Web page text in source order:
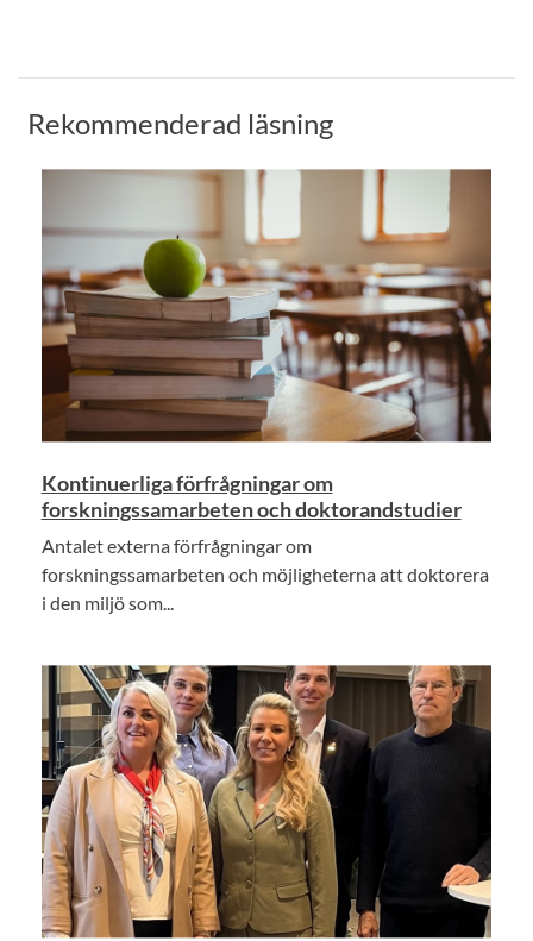
Rekommenderad läsning
Kontinuerliga förfrågningar om
forskningssamarbeten och doktorandstudier
Antalet externa förfrågningar om
forskningssamarbeten och möjligheterna att doktorera
i den miljö som...